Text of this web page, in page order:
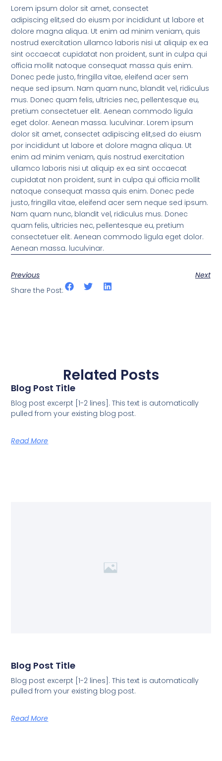
Lorem ipsum dolor sit amet, consectet
adipiscing elit,sed do eiusm por incididunt ut labore et
dolore magna aliqua. Ut enim ad minim veniam, quis
nostrud exercitation ullamco laboris nisi ut aliquip ex ea
sint occaecat cupidatat non proident, sunt in culpa qui
officia mollit natoque consequat massa quis enim.
Donec pede justo, fringilla vitae, eleifend acer sem
neque sed ipsum. Nam quam nunc, blandit vel, ridiculus
mus. Donec quam felis, ultricies nec, pellentesque eu,
pretium consectetuer elit. Aenean commodo ligula
eget dolor. Aenean massa. luculvinar. Lorem ipsum
dolor sit amet, consectet adipiscing elit,sed do eiusm
por incididunt ut labore et dolore magna aliqua. Ut
enim ad minim veniam, quis nostrud exercitation
ullamco laboris nisi ut aliquip ex ea sint occaecat
cupidatat non proident, sunt in culpa qui officia mollit
natoque consequat massa quis enim. Donec pede
justo, fringilla vitae, eleifend acer sem neque sed ipsum.
Nam quam nunc, blandit vel, ridiculus mus. Donec
quam felis, ultricies nec, pellentesque eu, pretium
consectetuer elit. Aenean commodo ligula eget dolor.
Aenean massa. luculvinar.
Previous
Next
Share the Post:
Related Posts
Blog Post Title
Blog post excerpt [1-2 lines]. This text is automatically
pulled from your existing blog post.
Read More
Blog Post Title
Blog post excerpt [1-2 lines]. This text is automatically
pulled from your existing blog post.
Read More